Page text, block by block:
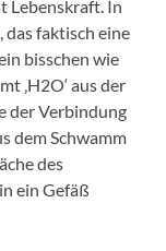
Lebenskraft. In
das faktisch eine
bisschen wie
‚H2O‘ aus der
der Verbindung
dem Schwamm
des
ein Gefäß